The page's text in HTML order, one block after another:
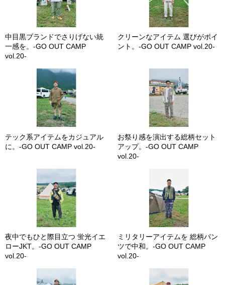
中目黒ブランドでさりげない統
一感を。-GO OUT CAMP
vol.20-
クリーンなアイテム 選びがポイ
ント。-GO OUT CAMP vol.20-
テック系アイテムをカジュアル
に。-GO OUT CAMP vol.20-
お祭り感を演出する総柄セット
アップ。-GO OUT CAMP
vol.20-
夜中でもひと際目立つ 蛍光イエ
ローJKT。-GO OUT CAMP
vol.20-
ミリタリーアイテムを 総柄パン
ツで中和。-GO OUT CAMP
vol.20-